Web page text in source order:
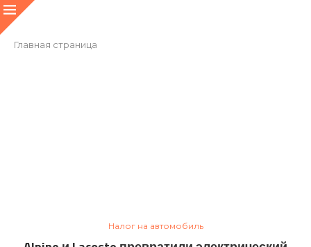
Главная страница
Налог на автомобиль